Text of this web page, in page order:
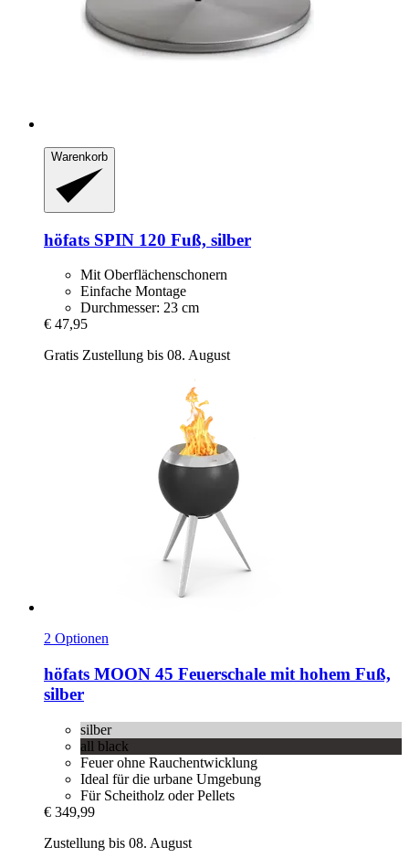
Warenkorb
höfats SPIN 120 Fuß, silber
Mit Oberflächenschonern
Einfache Montage
Durchmesser: 23 cm
€ 47,95
Gratis Zustellung bis 08. August
2 Optionen
höfats MOON 45 Feuerschale mit hohem Fuß,
silber
silber
all black
Feuer ohne Rauchentwicklung
Ideal für die urbane Umgebung
Für Scheitholz oder Pellets
€ 349,99
Zustellung bis 08. August